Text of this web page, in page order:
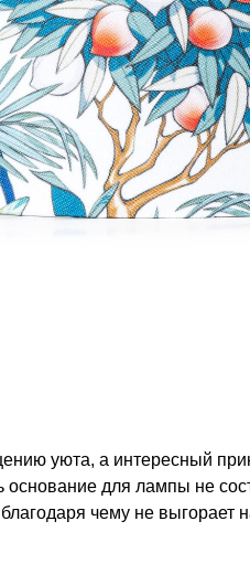
уюта, а интересный
основание для лампы не
чему не выгорает